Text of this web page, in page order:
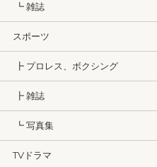
┗ 雑誌
スポーツ
┣ プロレス、ボクシング
┣ 雑誌
┗ 写真集
TVドラマ